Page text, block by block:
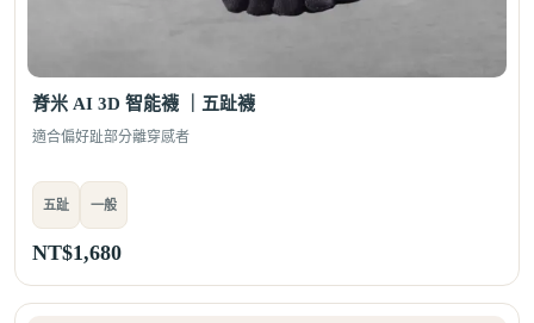
脊米 AI 3D 智能襪 ｜五趾襪
適合偏好趾部分離穿感者
五趾 一般
NT$1,680